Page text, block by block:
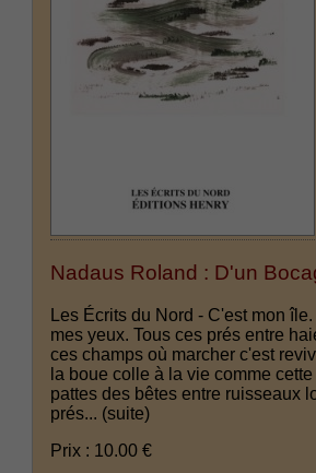
Nadaus Roland : D'un
Les Écrits du Nord - C'est mon
mes yeux. Tous ces prés entre
ces champs où marcher c'est
la boue colle à la vie comme
pattes des bêtes entre ruisseaux
prés... (suite)
Prix : 10.00 €